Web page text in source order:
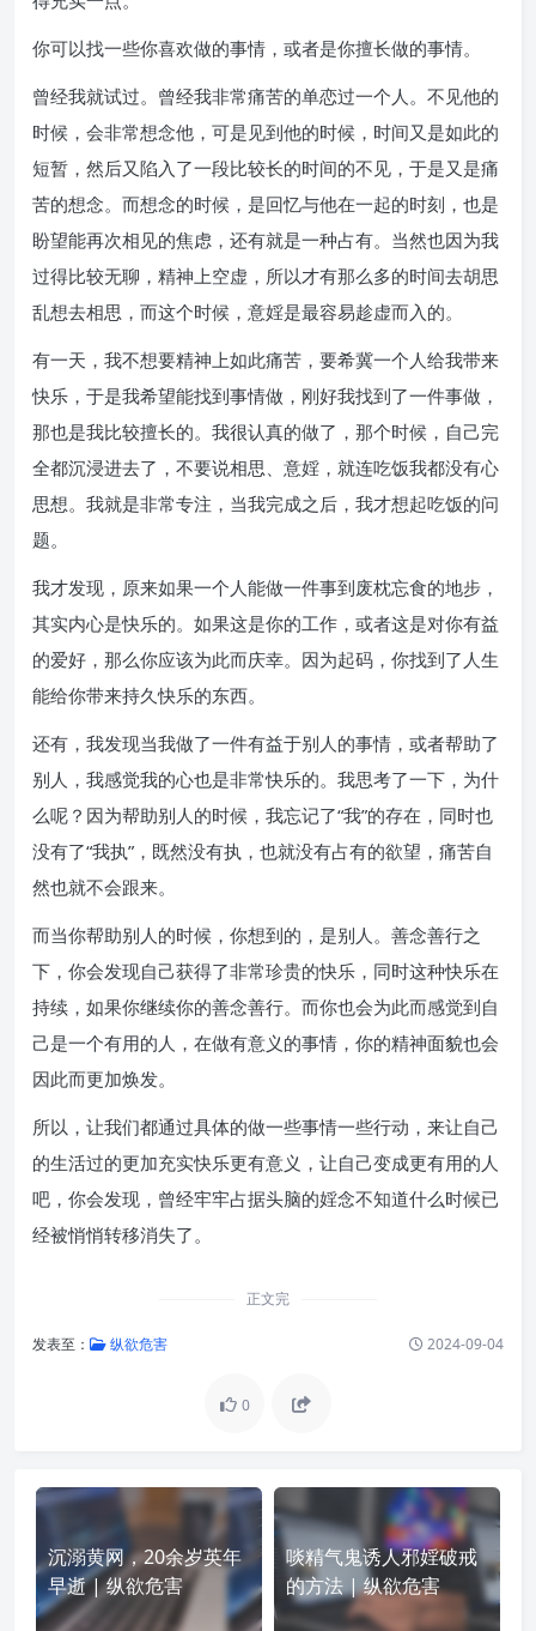
你可以找一些你喜欢做的事情，或者是你擅长做的事情。
曾经我就试过。曾经我非常痛苦的单恋过一个人。不见他的
时候，会非常想念他，可是见到他的时候，时间又是如此的
短暂，然后又陷入了一段比较长的时间的不见，于是又是痛
苦的想念。而想念的时候，是回忆与他在一起的时刻，也是
盼望能再次相见的焦虑，还有就是一种占有。当然也因为我
过得比较无聊，精神上空虚，所以才有那么多的时间去胡思
乱想去相思，而这个时候，意婬是最容易趁虚而入的。
有一天，我不想要精神上如此痛苦，要希冀一个人给我带来
快乐，于是我希望能找到事情做，刚好我找到了一件事做，
那也是我比较擅长的。我很认真的做了，那个时候，自己完
全都沉浸进去了，不要说相思、意婬，就连吃饭我都没有心
思想。我就是非常专注，当我完成之后，我才想起吃饭的问
题。
我才发现，原来如果一个人能做一件事到废枕忘食的地步，
其实内心是快乐的。如果这是你的工作，或者这是对你有益
的爱好，那么你应该为此而庆幸。因为起码，你找到了人生
能给你带来持久快乐的东西。
还有，我发现当我做了一件有益于别人的事情，或者帮助了
别人，我感觉我的心也是非常快乐的。我思考了一下，为什
么呢？因为帮助别人的时候，我忘记了“我”的存在，同时也
没有了“我执”，既然没有执，也就没有占有的欲望，痛苦自
然也就不会跟来。
而当你帮助别人的时候，你想到的，是别人。善念善行之
下，你会发现自己获得了非常珍贵的快乐，同时这种快乐在
持续，如果你继续你的善念善行。而你也会为此而感觉到自
己是一个有用的人，在做有意义的事情，你的精神面貌也会
因此而更加焕发。
所以，让我们都通过具体的做一些事情一些行动，来让自己
的生活过的更加充实快乐更有意义，让自己变成更有用的人
吧，你会发现，曾经牢牢占据头脑的婬念不知道什么时候已
经被悄悄转移消失了。
正文完
发表至： 纵欲危害 2024-09-04
0
沉溺黄网，20余岁英年
早逝 | 纵欲危害
啖精气鬼诱人邪婬破戒
的方法 | 纵欲危害